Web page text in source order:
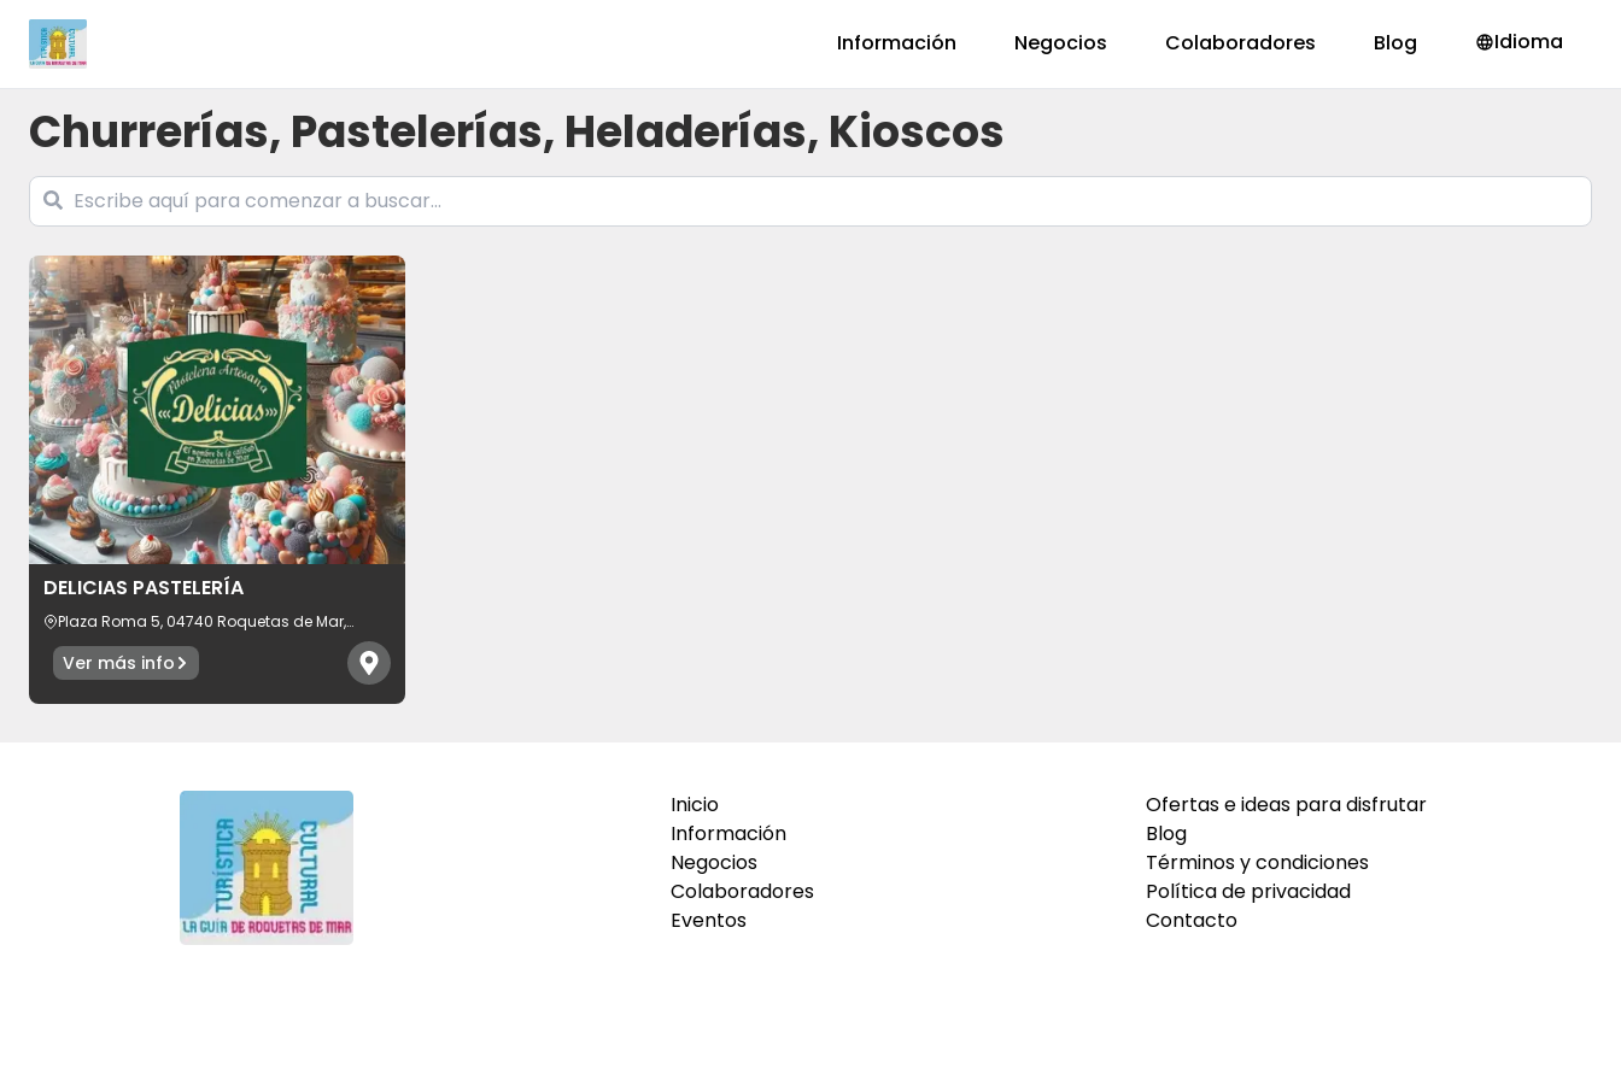
Información Negocios Colaboradores Blog Idioma
Churrerías, Pastelerías, Heladerías, Kioscos
DELICIAS PASTELERÍA
Plaza Roma 5, 04740 Roquetas de Mar,
Ver más info
Inicio
Información
Negocios
Colaboradores
Eventos
Ofertas e ideas para disfrutar
Blog
Términos y condiciones
Política de privacidad
Contacto